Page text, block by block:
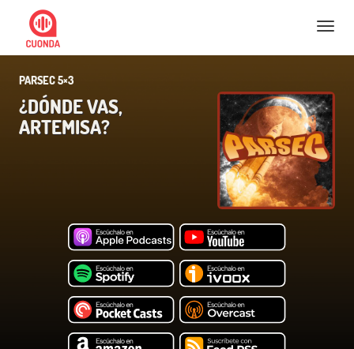
Nav
PARSEC 5×3
¿DÓNDE VAS,
ARTEMISA?